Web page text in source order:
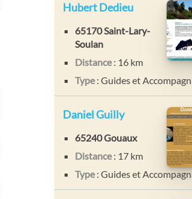
Hubert Dedieu
65170 Saint-Lary-
Soulan
Distance: 16 km
Type: Guides et
Daniel Guilly
65240 Gouaux
Distance: 17 km
Type: Guides et